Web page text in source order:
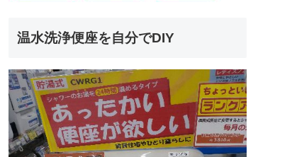
温水洗浄便座を自分でDIY